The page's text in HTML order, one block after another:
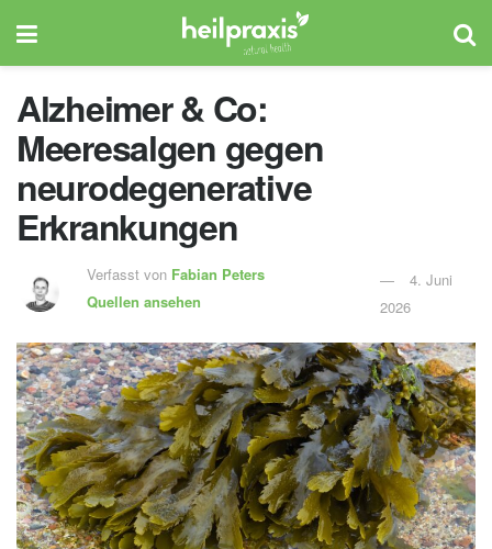
Alzheimer & Co:
Meeresalgen gegen
neurodegenerative
Erkrankungen
Verfasst von Fabian Peters
Quellen ansehen
4. Juni
2026